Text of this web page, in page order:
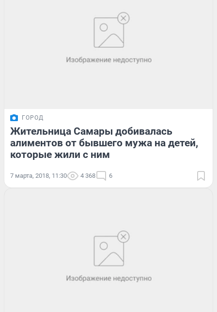
ГОРОД
Жительница Самары добивалась
алиментов от бывшего мужа на детей,
которые жили с ним
7 марта, 2018, 11:30 4 368 6